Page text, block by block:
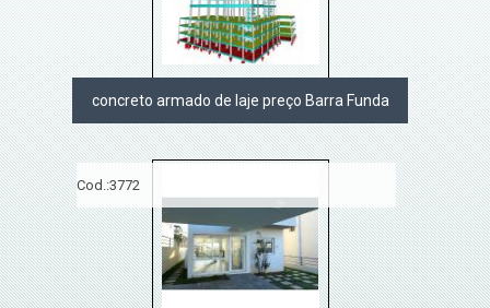
concreto armado de laje preço Barra Funda
Cod.:3772